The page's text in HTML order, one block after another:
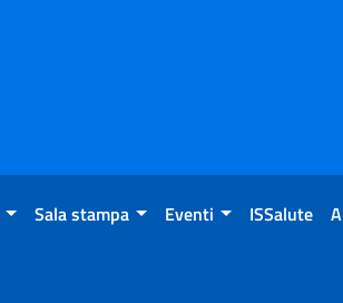
Sala stampa Eventi ISSalute